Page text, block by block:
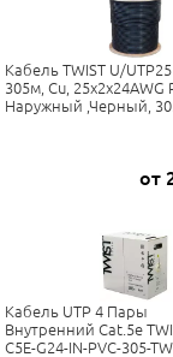
Кабель TWIST U/UTP25
305м, Cu, 25x2x24AWG
Наружный ,черный,
от
Кабель UTP 4 Пары
Внутренний Cat.5е
C5E-G24-IN-PVC-305-